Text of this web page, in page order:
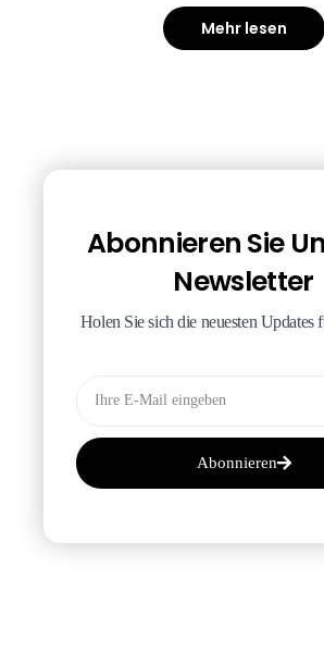
Mehr lesen
Abonnieren Sie
Newsletter
Holen Sie sich die neuesten Updates
Abonnieren